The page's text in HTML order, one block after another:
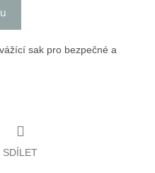
sak pro bezpečné a
SDÍLET